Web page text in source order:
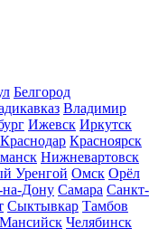
Белгород
Владимир
Ижевск Иркутск
Краснодар Красноярск
Нижневартовск
Уренгой Омск Орёл
на-Дону Самара Санкт-
Сыктывкар Тамбов
Челябинск